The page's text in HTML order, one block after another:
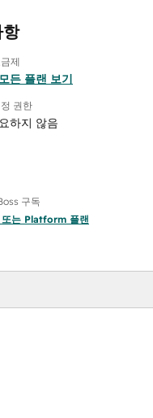
제
든 플랜 보기
권한
하지 않음
구독
또는 Platform 플랜